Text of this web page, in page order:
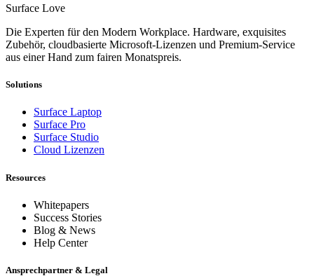
Surface Love
Die Experten für den Modern Workplace. Hardware, exquisites
Zubehör, cloudbasierte Microsoft-Lizenzen und Premium-Service
aus einer Hand zum fairen Monatspreis.
Solutions
Surface Laptop
Surface Pro
Surface Studio
Cloud Lizenzen
Resources
Whitepapers
Success Stories
Blog & News
Help Center
Ansprechpartner & Legal